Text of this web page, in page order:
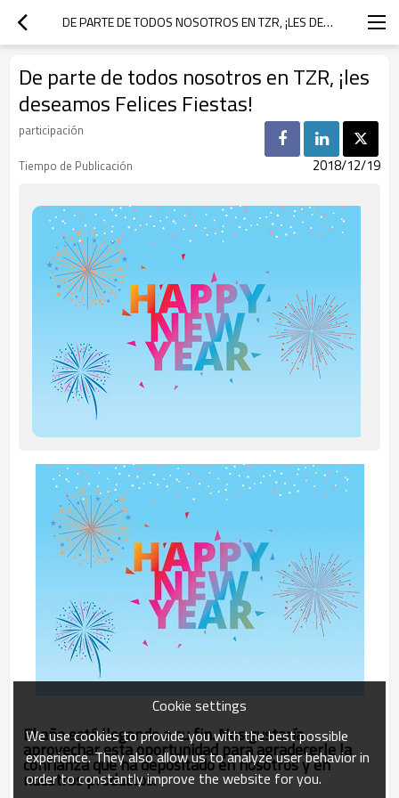
DE PARTE DE TODOS NOSOTROS EN TZR, ¡LES DESEAMOS FELICES FIESTAS!
De parte de todos nosotros en TZR, ¡les
deseamos Felices Fiestas!
participación
Tiempo de Publicación
2018/12/19
El año está llegando a su fin. Nos gustaría
aprovechar esta oportunidad para agradecerle la
confianza que ha depositado en nosotros y en
nuestros productos.
Cookie settings
We use cookies to provide you with the best possible
experience. They also allow us to analyze user behavior in
order to constantly improve the website for you.